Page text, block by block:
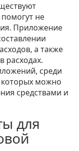
не
Приложение
а также
расходах.
среди
которых можно
средствами и
для